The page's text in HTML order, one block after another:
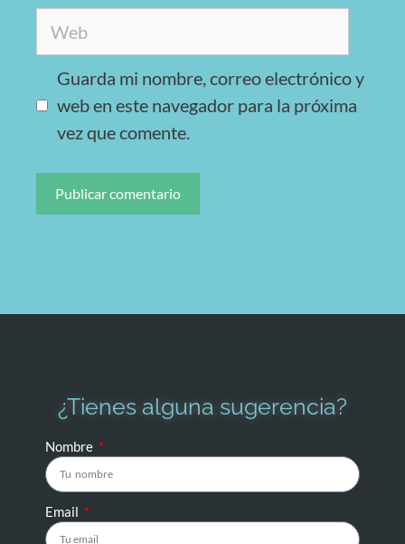
Guarda mi nombre, correo electrónico y
web en este navegador para la próxima
vez que comente.
¿Tienes alguna sugerencia?
Nombre
Email